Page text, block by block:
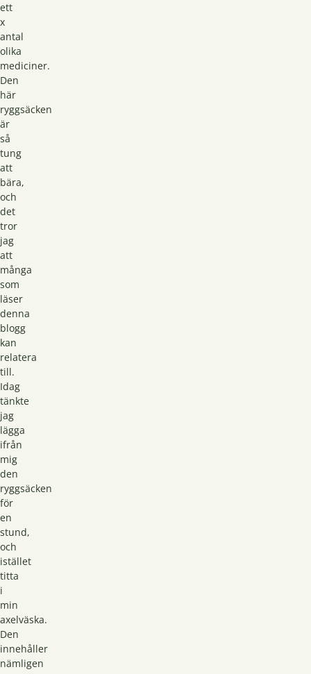
ett
x
antal
olika
mediciner.
Den
här
ryggsäcken
är
så
tung
att
bära,
och
det
tror
jag
att
många
som
läser
denna
blogg
kan
relatera
till.
Idag
tänkte
jag
lägga
ifrån
mig
den
ryggsäcken
för
en
stund,
och
istället
titta
i
min
axelväska.
Den
innehåller
nämligen